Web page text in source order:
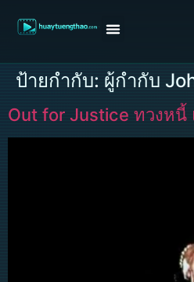
ป้ายกำกับ: ผู้กำกับ
Out for Justice ทวงหนี้